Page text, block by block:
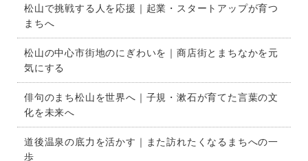
松山で挑戦する人を応援｜起業・スタートアップが育つ
まちへ
松山の中心市街地のにぎわいを｜商店街とまちなかを元
気にする
俳句のまち松山を世界へ｜子規・漱石が育てた言葉の文
化を未来へ
道後温泉の底力を活かす｜また訪れたくなるまちへの一
歩